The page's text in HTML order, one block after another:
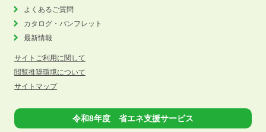
よくあるご質問
カタログ・パンフレット
最新情報
サイトご利用に関して
閲覧推奨環境について
サイトマップ
令和8年度 省エネ支援サービス